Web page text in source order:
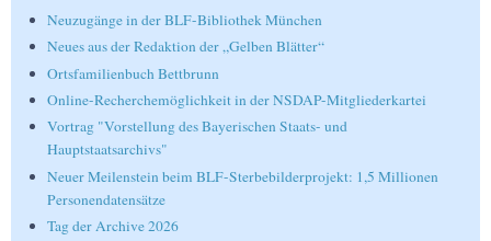
Neuzugänge in der BLF-Bibliothek München
Neues aus der Redaktion der „Gelben Blätter“
Ortsfamilienbuch Bettbrunn
Online-Recherchemöglichkeit in der NSDAP-Mitgliederkartei
Vortrag "Vorstellung des Bayerischen Staats- und
Hauptstaatsarchivs"
Neuer Meilenstein beim BLF-Sterbebilderprojekt: 1,5 Millionen
Personendatensätze
Tag der Archive 2026